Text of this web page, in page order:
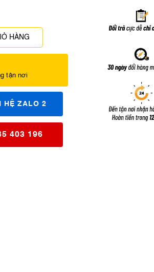
HÀNG
tận nơi
HỆ ZALO 2
403 196